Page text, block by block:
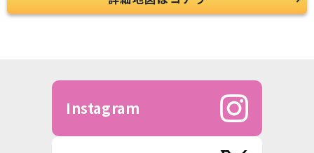
Instagram